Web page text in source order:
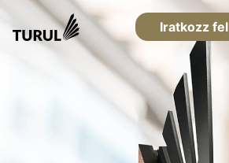
Iratkozz fel